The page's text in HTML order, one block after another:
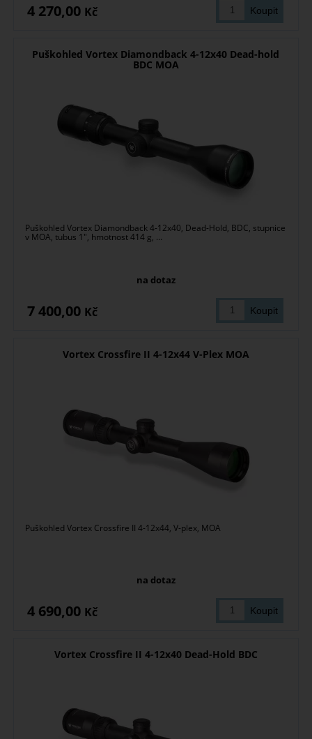
4 270,00 Kč
Puškohled Vortex Diamondback 4-12x40 Dead-hold
BDC MOA
Puškohled Vortex Diamondback 4-12x40, Dead-Hold, BDC, stupnice
v MOA, tubus 1", hmotnost 414 g, ...
na dotaz
7 400,00 Kč
Vortex Crossfire II 4-12x44 V-Plex MOA
Puškohled Vortex Crossfire II 4-12x44, V-plex, MOA
na dotaz
4 690,00 Kč
Vortex Crossfire II 4-12x40 Dead-Hold BDC